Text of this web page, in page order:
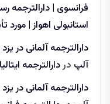
فرانسوی | دارالترجمه
استانبولی اهواز | مورد
دارالترجمه آلمانی در
آلپ دردارالترجمه
دارالترجمه آلمانی در